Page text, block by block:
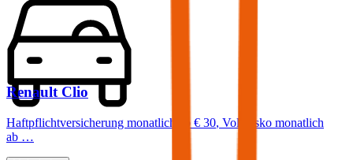
Renault Clio
Haftpflichtversicherung monatlich ab € 30, Vollkasko monatlich
ab …